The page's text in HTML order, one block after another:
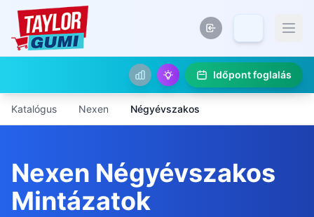
Időpont foglalás
Katalógus Nexen Négyévszakos
Nexen Négyévszakos
Mintázatok